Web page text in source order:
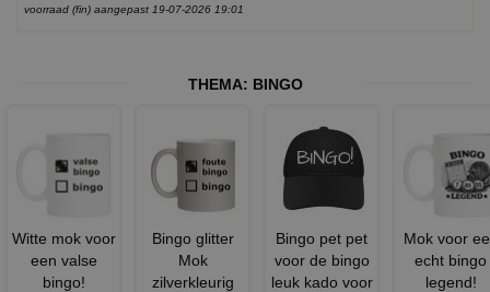
voorraad (fin) aangepast 19-07-2026 19:01
THEMA: BINGO
Witte mok voor
een valse
bingo!
Bingo glitter
Mok
zilverkleurig
Bingo pet pet
voor de bingo
leuk kado voor
Mok voor
echt bingo
legend!